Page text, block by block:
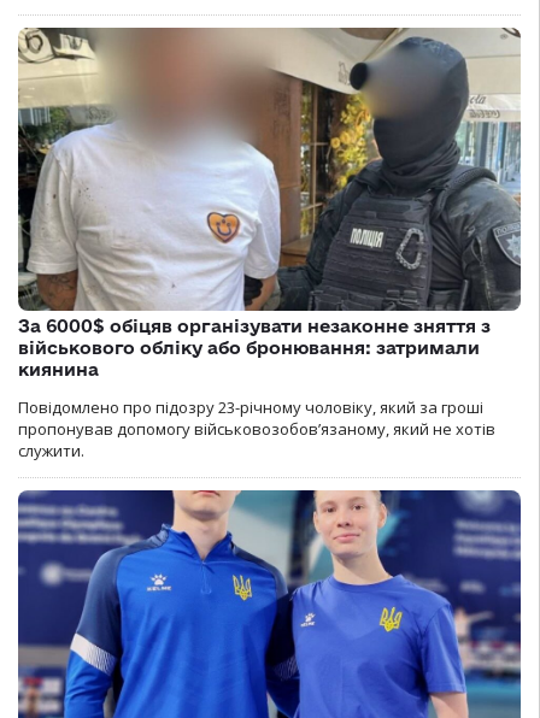
За 6000$ обіцяв організувати незаконне зняття з
військового обліку або бронювання: затримали
киянина
Повідомлено про підозру 23-річному чоловіку, який за гроші
пропонував допомогу військовозобов’язаному, який не хотів
служити.